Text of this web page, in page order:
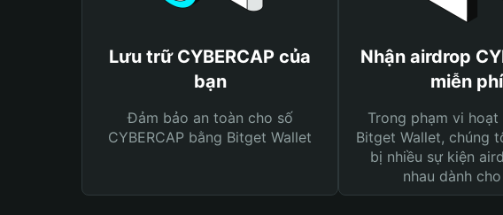
Lưu trữ CYBERCAP của
bạn
Đảm bảo an toàn cho số
CYBERCAP bằng Bitget Wallet
Nhận airdrop
miễn phí
Trong phạm vi hoạt
Bitget Wallet, chúng
bị nhiều sự kiện
nhau dành